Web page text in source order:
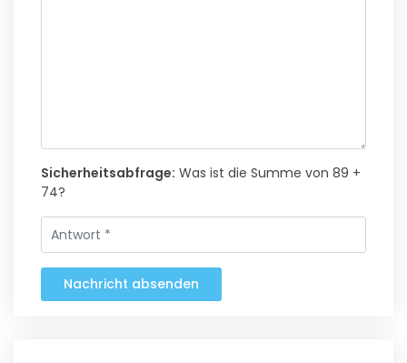
Sicherheitsabfrage: Was ist die Summe von 89 +
74?
Nachricht absenden